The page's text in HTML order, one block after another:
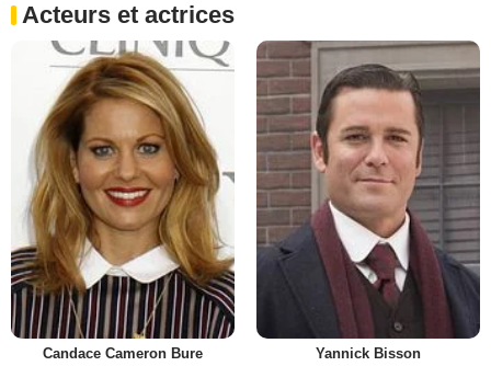
Acteurs et actrices
Candace Cameron Bure Yannick Bisson